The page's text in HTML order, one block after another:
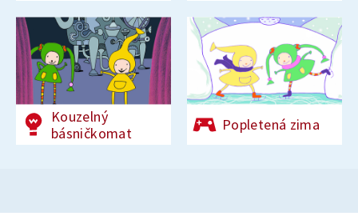
Kouzelný
básničkomat
Popletená zima